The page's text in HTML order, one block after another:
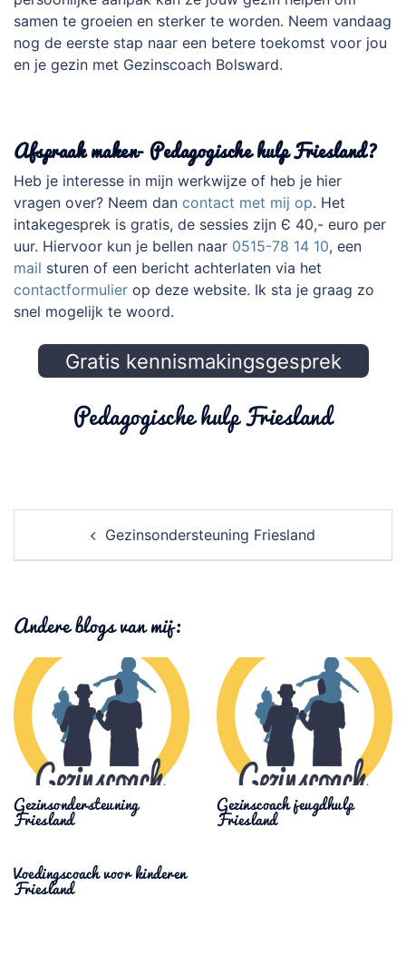
samen te groeien en sterker te worden. Neem vandaag
nog de eerste stap naar een betere toekomst voor jou
en je gezin met Gezinscoach Bolsward.
Afspraak maken- Pedagogische hulp Friesland?
Heb je interesse in mijn werkwijze of heb je hier
vragen over? Neem dan contact met mij op. Het
intakegesprek is gratis, de sessies zijn Є 40,- euro per
uur. Hiervoor kun je bellen naar 0515-78 14 10, een
mail sturen of een bericht achterlaten via het
contactformulier op deze website. Ik sta je graag zo
snel mogelijk te woord.
Gratis kennismakingsgesprek
Pedagogische hulp Friesland
Post
navigation Gezinsondersteuning Friesland
Andere blogs van mij:
Gezinsondersteuning
Friesland
Gezinscoach jeugdhulp
Friesland
Voedingscoach voor kinderen
Friesland